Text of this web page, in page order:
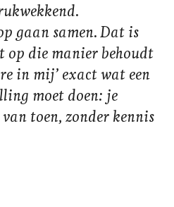
gaan samen. Dat is
op die manier behoudt
in mij’ exact wat een
moet doen: je
toen, zonder kennis